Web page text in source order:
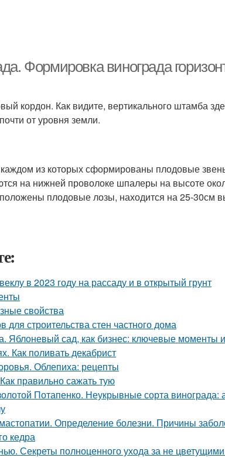
Формировка винограда
кордон. Как видите, вертикального штамба
от уровня земли.
из которых сформированы плодовые
на нижней проволоке шпалеры на высоте
плодовые лозы, находится на 25-30см
в 2023 году на рассаду и в открытый грунт
свойства
строительства стен частного дома
Яблоневый сад, как бизнес: ключевые моменты
Как поливать декабрист
Облепиха: рецепты
правильно сажать тую
Потапенко. Неукрывные сорта винограда:
Определение болезни. Причины
кедра
Секреты полноценного ухода за не